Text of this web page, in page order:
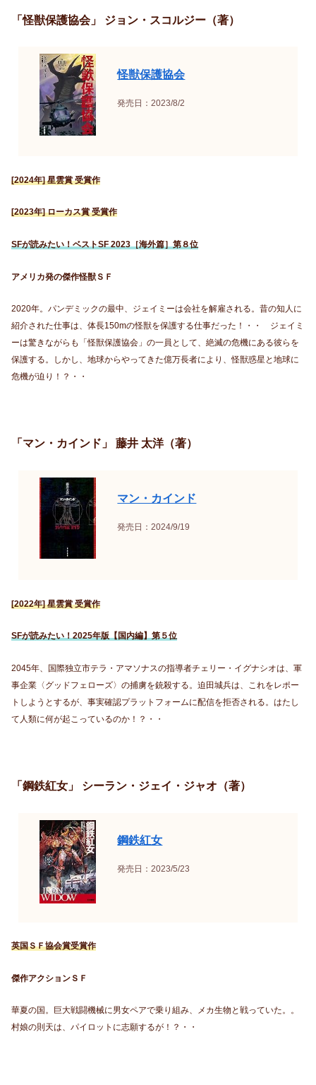
「怪獣保護協会」 ジョン・スコルジー（著）
怪獣保護協会
発売日：2023/8/2
[2024年] 星雲賞 受賞作
[2023年] ローカス賞 受賞作
SFが読みたい！ベストSF 2023［海外篇］第８位
アメリカ発の傑作怪獣ＳＦ
2020年。パンデミックの最中、ジェイミーは会社を解雇される。昔の知人に
紹介された仕事は、体長150mの怪獣を保護する仕事だった！・・ ジェイミ
ーは驚きながらも「怪獣保護協会」の一員として、絶滅の危機にある彼らを
保護する。しかし、地球からやってきた億万長者により、怪獣惑星と地球に
危機が迫り！？・・
「マン・カインド」 藤井 太洋（著）
マン・カインド
発売日：2024/9/19
[2022年] 星雲賞 受賞作
SFが読みたい！2025年版【国内編】第５位
2045年、国際独立市テラ・アマソナスの指導者チェリー・イグナシオは、軍
事企業〈グッドフェローズ〉の捕虜を銃殺する。迫田城兵は、これをレポー
トしようとするが、事実確認プラットフォームに配信を拒否される。はたし
て人類に何が起こっているのか！？・・
「鋼鉄紅女」 シーラン・ジェイ・ジャオ（著）
鋼鉄紅女
発売日：2023/5/23
英国ＳＦ協会賞受賞作
傑作アクションＳＦ
華夏の国。巨大戦闘機械に男女ペアで乗り組み、メカ生物と戦っていた。。
村娘の則天は、パイロットに志願するが！？・・